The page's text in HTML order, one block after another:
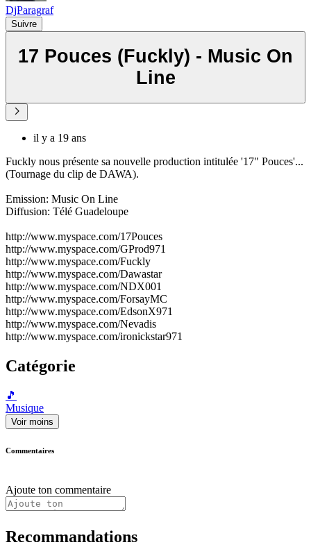
DjParagraf
Suivre
17 Pouces (Fuckly) - Music On
Line
il y a 19 ans
Fuckly nous présente sa nouvelle production intitulée '17" Pouces'...
(Tournage du clip de DAWA).
Emission: Music On Line
Diffusion: Télé Guadeloupe
http://www.myspace.com/17Pouces
http://www.myspace.com/GProd971
http://www.myspace.com/Fuckly
http://www.myspace.com/Dawastar
http://www.myspace.com/NDX001
http://www.myspace.com/ForsayMC
http://www.myspace.com/EdsonX971
http://www.myspace.com/Nevadis
http://www.myspace.com/ironickstar971
Catégorie
🎵
Musique
Voir moins
Commentaires
Ajoute ton commentaire
Recommandations